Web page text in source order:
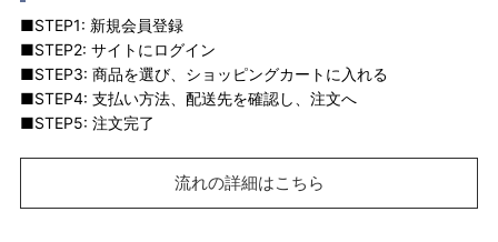
■STEP1: 新規会員登録
■STEP2: サイトにログイン
■STEP3: 商品を選び、ショッピングカートに入れる
■STEP4: 支払い方法、配送先を確認し、注文へ
■STEP5: 注文完了
流れの詳細はこちら